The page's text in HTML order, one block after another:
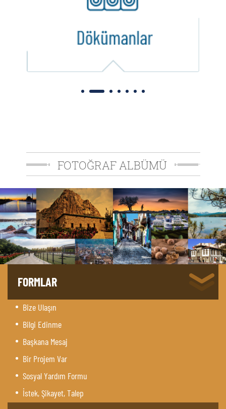
FOTOĞRAF ALBÜMÜ
FORMLAR
Bize Ulaşın
Bilgi Edinme
Başkana Mesaj
Bir Projem Var
Sosyal Yardım Formu
İstek, Şikayet, Talep